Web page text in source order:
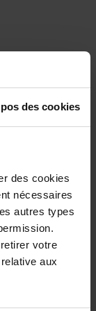
des cookies
des cookies
nécessaires
autres types
votre
aux
produit.